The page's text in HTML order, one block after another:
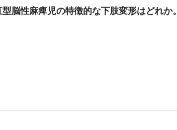
脳性麻痺児の特徴的な下肢変形はどれか。